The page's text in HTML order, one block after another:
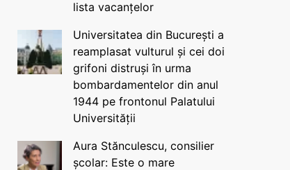
lista vacanțelor
Universitatea din București a
reamplasat vulturul și cei doi
grifoni distruși în urma
bombardamentelor din anul
1944 pe frontonul Palatului
Universității
Aura Stănculescu, consilier
școlar: Este o mare